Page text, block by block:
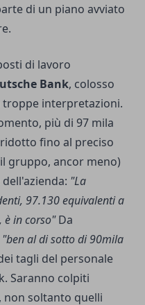
di un piano avviato
di lavoro
Bank, colosso
troppe interpretazioni.
più di 97 mila
fino al preciso
gruppo, ancor meno)
"La
97.130 equivalenti a
è in corso"Da
"ben al di sotto di 90mila
tagli del personale
Saranno colpiti
soltanto quelli